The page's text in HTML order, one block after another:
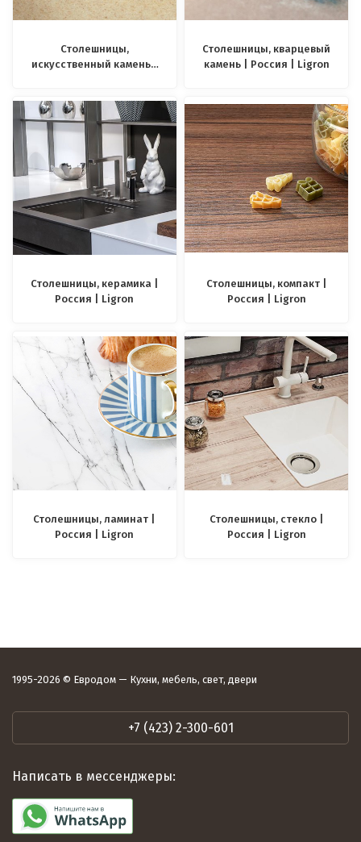
Столешницы,
искусственный камень |
Столешницы, кварцевый
камень | Россия | Ligron
Столешницы, керамика |
Россия | Ligron
Столешницы, компакт |
Россия | Ligron
Столешницы, ламинат |
Россия | Ligron
Столешницы, стекло |
Россия | Ligron
1995-2026 © Евродом — Кухни, мебель, свет, двери
+7 (423) 2-300-601
Написать в мессенджеры: